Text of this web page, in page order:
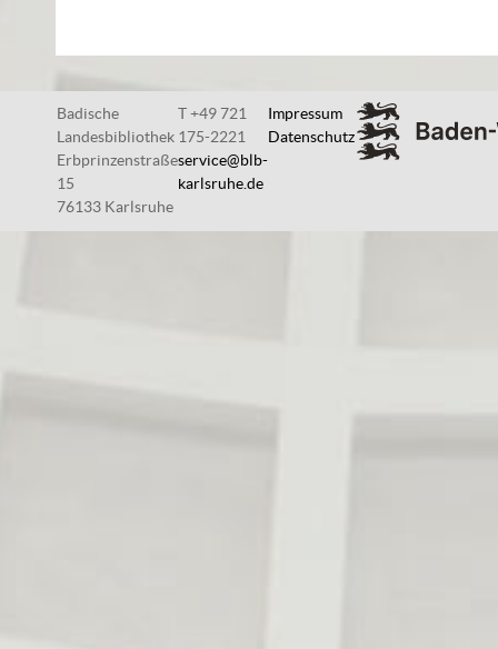
Badische
Landesbibliothek
Erbprinzenstraße
15
76133 Karlsruhe
T +49 721
175-2221
service@blb-
karlsruhe.de
Impressum
Datenschutz